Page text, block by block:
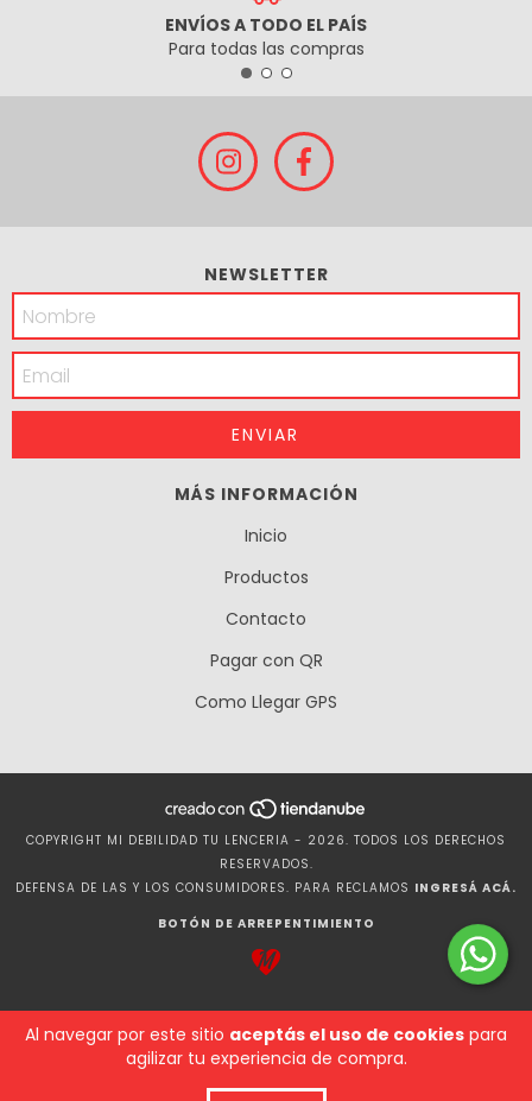
Al navegar por este sitio aceptás el uso de cookies para
agilizar tu experiencia de compra.
ENVÍOS A TODO EL PAÍS
Para todas las compras
NEWSLETTER
MÁS INFORMACIÓN
Inicio
Productos
Contacto
Pagar con QR
Como Llegar GPS
COPYRIGHT MI DEBILIDAD TU LENCERIA - 2026. TODOS LOS DERECHOS
RESERVADOS.
DEFENSA DE LAS Y LOS CONSUMIDORES. PARA RECLAMOS INGRESÁ ACÁ.
BOTÓN DE ARREPENTIMIENTO